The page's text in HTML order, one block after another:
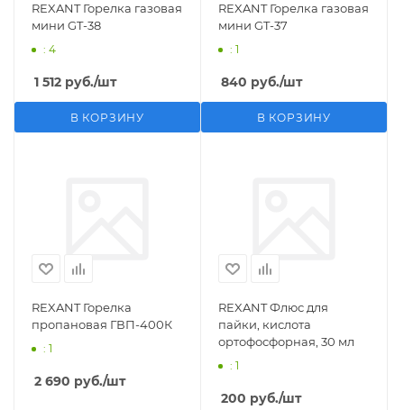
REXANT Горелка газовая
мини GT-38
: 4
1 512 руб./шт
В КОРЗИНУ
REXANT Горелка газовая
мини GT-37
: 1
840 руб./шт
В КОРЗИНУ
REXANT Горелка
пропановая ГВП-400К
: 1
2 690 руб./шт
REXANT Флюс для
пайки, кислота
ортофосфорная, 30 мл
: 1
200 руб./шт